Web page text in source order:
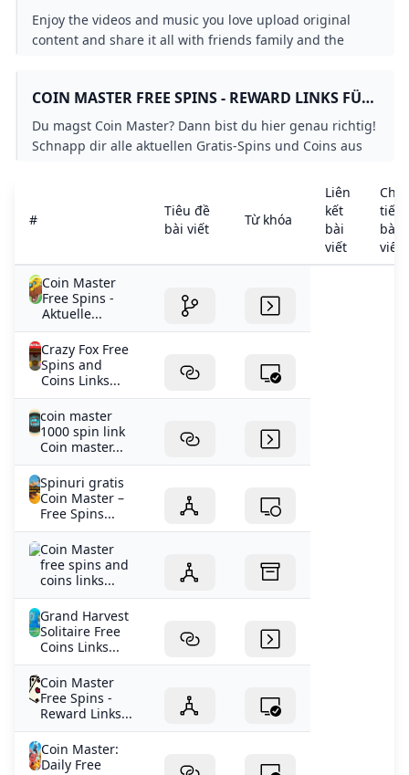
Enjoy the videos and music you love upload original
content and share it all with friends family and the
COIN MASTER FREE SPINS - REWARD LINKS FÜR
GRATIS SPINS OCTOBER 2024
Du magst Coin Master? Dann bist du hier genau richtig!
Schnapp dir alle aktuellen Gratis-Spins und Coins aus
#
Tiêu đề
bài viết
Từ khóa
Liên
kết
bài
viết
Chi
tiết
bài
viết
Coin Master
Free Spins -
Aktuelle...
Crazy Fox Free
Spins and
Coins Links...
coin master
1000 spin link
Coin master...
Spinuri gratis
Coin Master –
Free Spins...
Coin Master
free spins and
coins links...
Grand Harvest
Solitaire Free
Coins Links...
Coin Master
Free Spins -
Reward Links...
Coin Master:
Daily Free